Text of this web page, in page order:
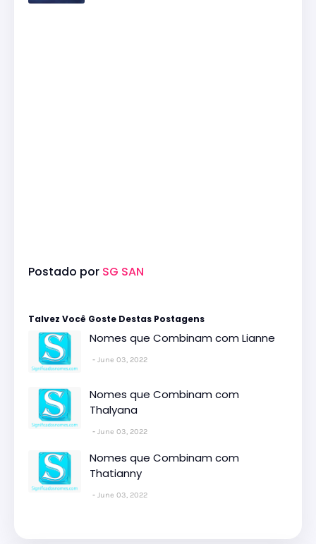
Postado por SG SAN
Talvez Você Goste Destas Postagens
Nomes que Combinam com Lianne
June 03, 2022
Nomes que Combinam com
Thalyana
June 03, 2022
Nomes que Combinam com
Thatianny
June 03, 2022